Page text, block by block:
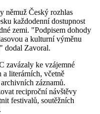
němuž Český rozhlas
každodenní dostupnost
zemi. "Podpisem dohody
a kulturní výměnu
dodal Zavoral.
zavázaly ke vzájemné
a literárních, včetně
záznamů.
reciproční návštěvy
festivalů, soutěžních